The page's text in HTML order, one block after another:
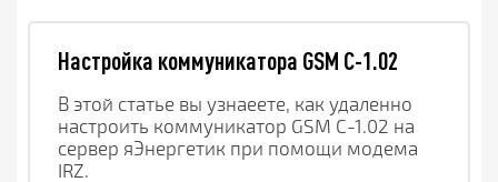
Настройка коммуникатора GSM С-1.02
В этой статье вы узнаеете, как удаленно
настроить коммуникатор GSM C-1.02 на
сервер яЭнергетик при помощи модема
IRZ.